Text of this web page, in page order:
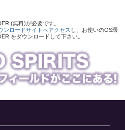
(無料)が必要です。
ンロードサイトへアクセス し、お使いのOS環
をダウンロードして下さい。